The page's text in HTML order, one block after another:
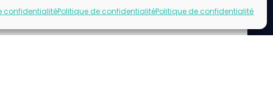
confidentialitéPolitique de confidentialitéPolitique de confidentialité